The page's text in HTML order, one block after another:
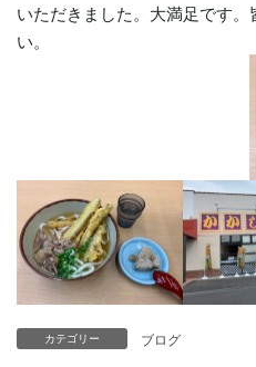
いただきました。大満足です。
い
カテゴリー ブログ